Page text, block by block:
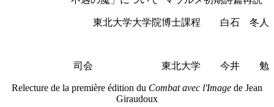
東北大学大学院博士課程 白石 冬人
司会 東北大学 今井 勉
Relecture de la première édition du Combat avec l'Image de Jean
Giraudoux